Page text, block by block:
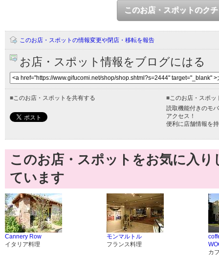
このお店・スポットのク
このお店・スポットの情報変更や閉店・移転を報告
お店・スポット情報をブログにはる
■このお店・スポットを共有する ■このお店・スポッ
読取機能付きのモ
アクセス！
便利に店舗情報を
このお店・スポットをお気に入
ています
Cannery Row
イタリア料理
モンマルトル
フランス料理
カ